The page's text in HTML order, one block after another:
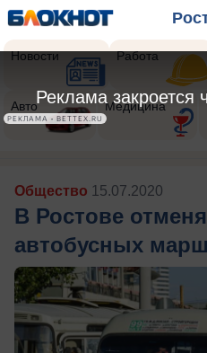
Новости Работа
Авто Медицина
Общество 15.07.2020
В Ростове
автобусных
Реклама закроется
РЕКЛАМА • BETTEX.RU